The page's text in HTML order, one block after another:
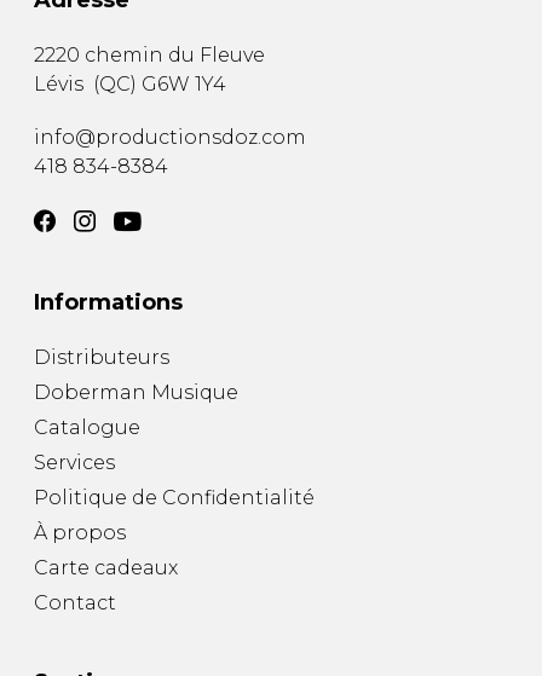
2220 chemin du Fleuve
Lévis (QC) G6W 1Y4
info@productionsdoz.com
418 834-8384
Informations
Distributeurs
Doberman Musique
Catalogue
Services
Politique de Confidentialité
À propos
Carte cadeaux
Contact